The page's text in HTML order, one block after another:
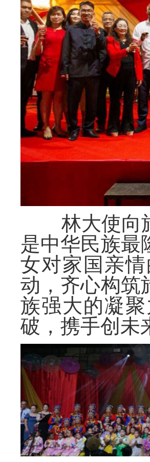
林大使向
是中华民族最
女对家国亲
动，齐心构筑
族强大的凝
破，携手创未